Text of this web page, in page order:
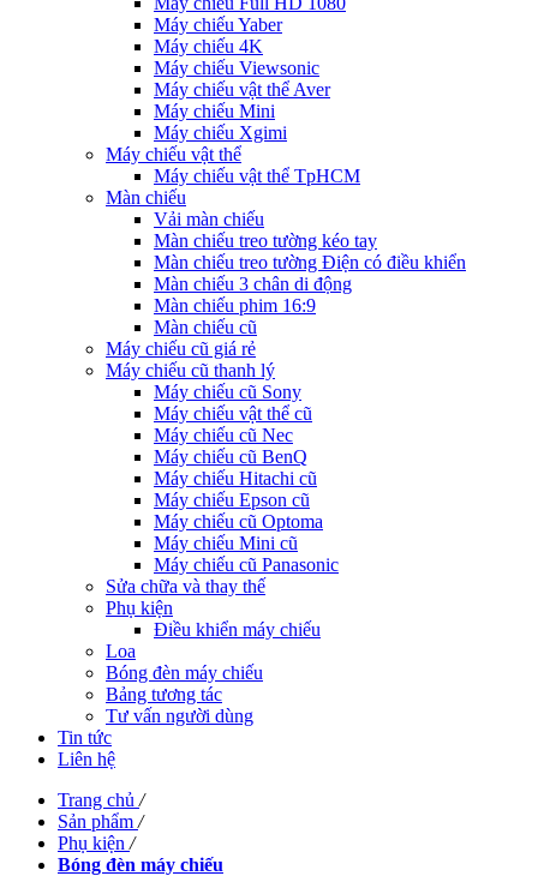
Máy chiếu Yaber
Máy chiếu 4K
Máy chiếu Viewsonic
Máy chiếu vật thể Aver
Máy chiếu Mini
Máy chiếu Xgimi
Máy chiếu vật thể
Máy chiếu vật thể TpHCM
Màn chiếu
Vải màn chiếu
Màn chiếu treo tường kéo tay
Màn chiếu treo tường Điện có điều khiển
Màn chiếu 3 chân di động
Màn chiếu phim 16:9
Màn chiếu cũ
Máy chiếu cũ giá rẻ
Máy chiếu cũ thanh lý
Máy chiếu cũ Sony
Máy chiếu vật thể cũ
Máy chiếu cũ Nec
Máy chiếu cũ BenQ
Máy chiếu Hitachi cũ
Máy chiếu Epson cũ
Máy chiếu cũ Optoma
Máy chiếu Mini cũ
Máy chiếu cũ Panasonic
Sửa chữa và thay thế
Phụ kiện
Điều khiển máy chiếu
Loa
Bóng đèn máy chiếu
Bảng tương tác
Tư vấn người dùng
Tin tức
Liên hệ
Trang chủ /
Sản phẩm /
Phụ kiện /
Bóng đèn máy chiếu